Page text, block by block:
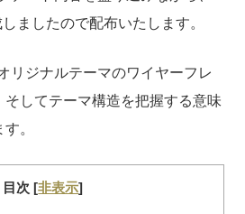
ましたので配布いたします。
リジナルテーマのワイヤーフレ
してテーマ構造を把握する意味
。
目次[非表示]